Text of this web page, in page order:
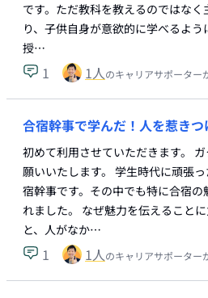
です。ただ教科を教えるのではな
り、子供自身が意欲的に学べるよ
授…
1 1人のキャリアサポーター
合宿幹事で学んだ！人を惹きつ
初めて利用させていただきます。
願いいたします。 学生時代に頑張
宿幹事です。その中でも特に合宿
れました。 なぜ魅力を伝えること
と、人がなか…
1 1人のキャリアサポーター